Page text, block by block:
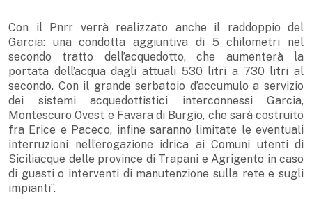
Con il Pnrr verrà realizzato anche il raddoppio del
Garcia: una condotta aggiuntiva di 5 chilometri nel
secondo tratto dell’acquedotto, che aumenterà la
portata dell’acqua dagli attuali 530 litri a 730 litri al
secondo. Con il grande serbatoio d’accumulo a servizio
dei sistemi acquedottistici interconnessi Garcia,
Montescuro Ovest e Favara di Burgio, che sarà costruito
fra Erice e Paceco, infine saranno limitate le eventuali
interruzioni nell’erogazione idrica ai Comuni utenti di
Siciliacque delle province di Trapani e Agrigento in caso
di guasti o interventi di manutenzione sulla rete e sugli
impianti”.